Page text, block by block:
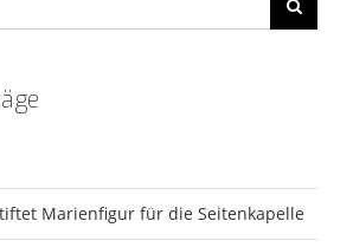
Marienfigur für die Seitenkapelle